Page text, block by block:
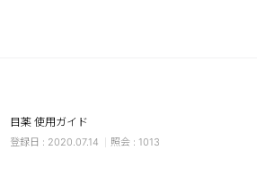
目薬 使用ガイド
2020.07.14 1013